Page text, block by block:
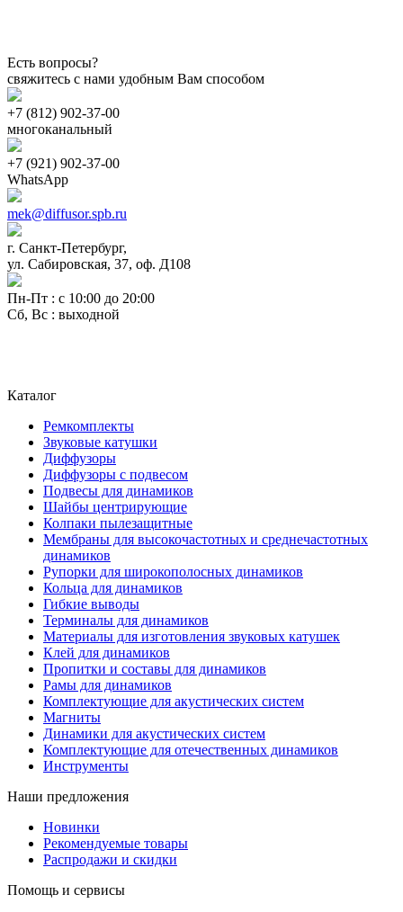
Есть вопросы?
свяжитесь с нами удобным Вам способом
+7 (812) 902-37-00
многоканальный
+7 (921) 902-37-00
WhatsApp
mek@diffusor.spb.ru
г. Санкт-Петербург,
ул. Сабировская, 37, оф. Д108
Пн-Пт : с 10:00 до 20:00
Сб, Вс : выходной
Каталог
Ремкомплекты
Звуковые катушки
Диффузоры
Диффузоры с подвесом
Подвесы для динамиков
Шайбы центрирующие
Колпаки пылезащитные
Мембраны для высокочастотных и среднечастотных
динамиков
Рупорки для широкополосных динамиков
Кольца для динамиков
Гибкие выводы
Терминалы для динамиков
Материалы для изготовления звуковых катушек
Клей для динамиков
Пропитки и составы для динамиков
Рамы для динамиков
Комплектующие для акустических систем
Магниты
Динамики для акустических систем
Комплектующие для отечественных динамиков
Инструменты
Наши предложения
Новинки
Рекомендуемые товары
Распродажи и скидки
Помощь и сервисы